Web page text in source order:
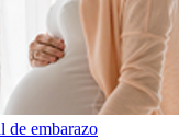
de embarazo